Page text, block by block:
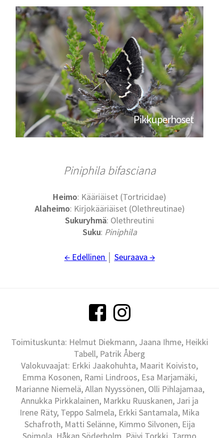
Pikkuperhoset
Piniphila bifasciana
Heimo: Kääriäiset (Tortricidae)
Alaheimo: Kirjokääriäiset (Olethreutinae)
Sukuryhmä: Olethreutini
Suku: Piniphila
← Edellinen Seuraava →
Toimituskunta: Helmut Diekmann, Jaana Ihme, Heikki
Tabell, Patrik Åberg
Valokuvaajat: Erkki Jaakohuhta, Maarit Koivisto,
Emma Kosonen, Rami Lindroos, Esa Marjamäki,
Marianne Niemelä, Allan Nyyssönen, Olli Pihlajamaa,
Annukka Pirkkalainen, Markku Ruuskanen, Jari ja
Irene Räty, Teppo Salmela, Erkki Santamala, Mika
Schafroth, Matti Selänne, Kimmo Silvonen, Eija